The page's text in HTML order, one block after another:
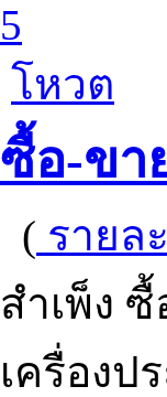
5
โหวต
ซื้อ-ขา
( รายล
สำเพ็ง
เครื่องป